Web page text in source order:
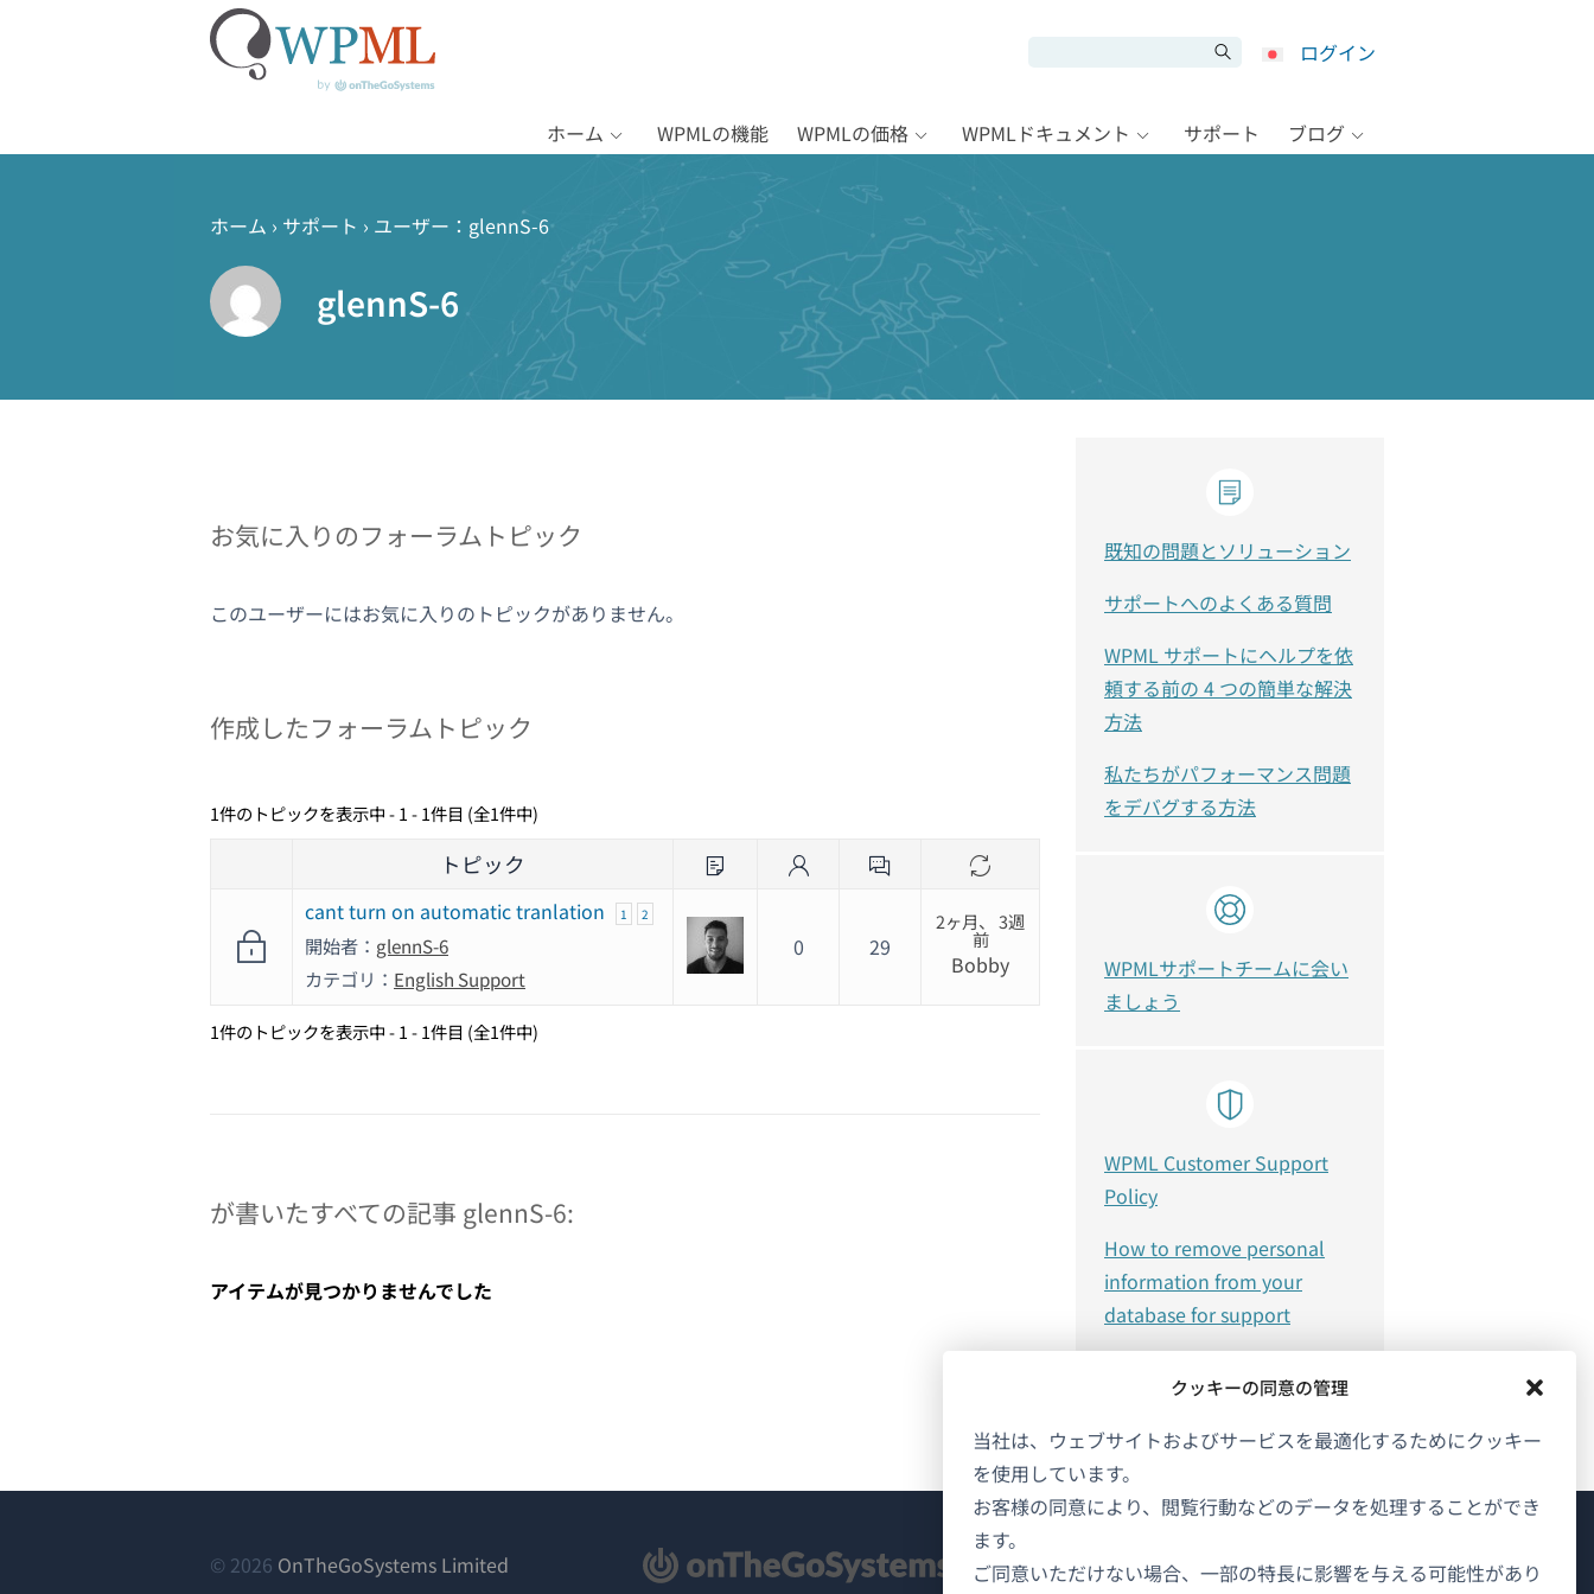
クッキーの同意の管理
当社は、ウェブサイトおよびサービスを最適化するためにクッキー
を使用しています。
お客様の同意により、閲覧行動などのデータを処理することができ
ます。
ご同意いただけない場合、一部の特長に影響を与える可能性があり
ッ
ログイン
ホーム WPMLの機能 WPMLの価格 WPMLドキュメント サポート ブログ
ホーム › サポート › ユーザー：glennS-6
glennS-6
お気に入りのフォーラムトピック
このユーザーにはお気に入りのトピックがありません。
作成したフォーラムトピック
1件のトピックを表示中 - 1 - 1件目 (全1件中)
トピック
cant turn on automatic tranlation 1 2
開始者： glennS-6
カテゴリ： English Support
0 29
2ヶ月、 3週
前
Bobby
1件のトピックを表示中 - 1 - 1件目 (全1件中)
が書いたすべての記事 glennS-6:
アイテムが見つかりませんでした
既知の問題とソリューション
サポートへのよくある質問
WPML サポートにヘルプを依
頼する前の 4 つの簡単な解決
方法
私たちがパフォーマンス問題
をデバグする方法
WPMLサポートチームに会い
ましょう
WPML Customer Support
Policy
How to remove personal
information from your
database for support
© 2026 OnTheGoSystems Limited
WPMLについて